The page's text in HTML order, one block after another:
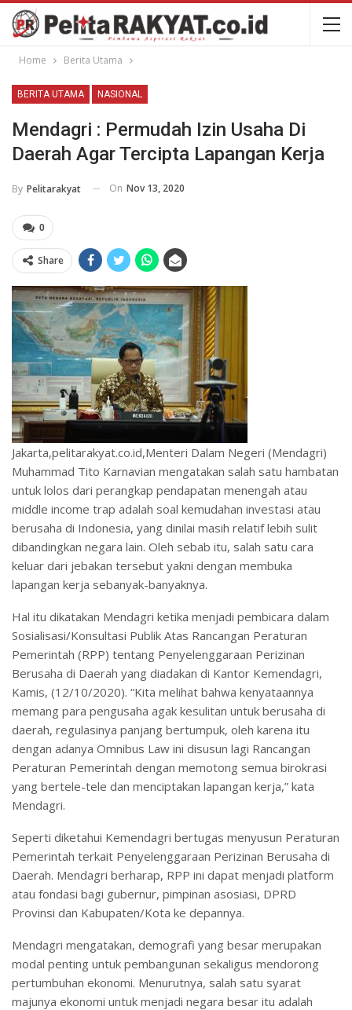
Home Berita Utama
BERITA UTAMA NASIONAL
Mendagri : Permudah Izin Usaha Di
Daerah Agar Tercipta Lapangan Kerja
By Pelitarakyat On Nov 13, 2020
0
Share
Jakarta,pelitarakyat.co.id,Menteri Dalam Negeri (Mendagri)
Muhammad Tito Karnavian mengatakan salah satu hambatan
untuk lolos dari perangkap pendapatan menengah atau
middle income trap adalah soal kemudahan investasi atau
berusaha di Indonesia, yang dinilai masih relatif lebih sulit
dibandingkan negara lain. Oleh sebab itu, salah satu cara
keluar dari jebakan tersebut yakni dengan membuka
lapangan kerja sebanyak-banyaknya.
Hal itu dikatakan Mendagri ketika menjadi pembicara dalam
Sosialisasi/Konsultasi Publik Atas Rancangan Peraturan
Pemerintah (RPP) tentang Penyelenggaraan Perizinan
Berusaha di Daerah yang diadakan di Kantor Kemendagri,
Kamis, (12/10/2020). “Kita melihat bahwa kenyataannya
memang para pengusaha agak kesulitan untuk berusaha di
daerah, regulasinya panjang bertumpuk, oleh karena itu
dengan adanya Omnibus Law ini disusun lagi Rancangan
Peraturan Pemerintah dengan memotong semua birokrasi
yang bertele-tele dan menciptakan lapangan kerja,” kata
Mendagri.
Seperti diketahui Kemendagri bertugas menyusun Peraturan
Pemerintah terkait Penyelenggaraan Perizinan Berusaha di
Daerah. Mendagri berharap, RPP ini dapat menjadi platform
atau fondasi bagi gubernur, pimpinan asosiasi, DPRD
Provinsi dan Kabupaten/Kota ke depannya.
Mendagri mengatakan, demografi yang besar merupakan
modal penting untuk pembangunan sekaligus mendorong
pertumbuhan ekonomi. Menurutnya, salah satu syarat
majunya ekonomi untuk menjadi negara besar itu adalah